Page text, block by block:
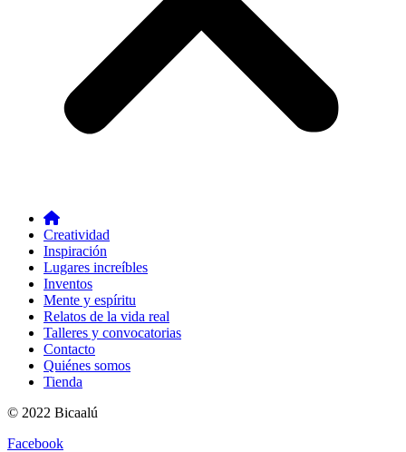
Creatividad
Inspiración
Lugares increíbles
Inventos
Mente y espíritu
Relatos de la vida real
Talleres y convocatorias
Contacto
Quiénes somos
Tienda
© 2022 Bicaalú
Facebook